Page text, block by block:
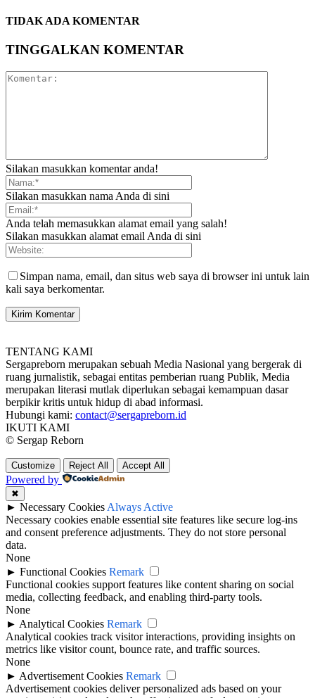
TIDAK ADA KOMENTAR
TINGGALKAN KOMENTAR
Silakan masukkan komentar anda!
Silakan masukkan nama Anda di sini
Anda telah memasukkan alamat email yang salah!
Silakan masukkan alamat email Anda di sini
Simpan nama, email, dan situs web saya di browser ini untuk lain
kali saya berkomentar.
TENTANG KAMI
Sergapreborn merupakan sebuah Media Nasional yang bergerak di
ruang jurnalistik, sebagai entitas pemberian ruang Publik, Media
merupakan literasi mutlak diperlukan sebagai kemampuan dasar
berpikir kritis untuk hidup di abad informasi.
Hubungi kami: contact@sergapreborn.id
IKUTI KAMI
© Sergap Reborn
Customize Reject All Accept All
Powered by
✖
► Necessary Cookies Always Active
Necessary cookies enable essential site features like secure log-ins
and consent preference adjustments. They do not store personal
data.
None
► Functional Cookies Remark
Functional cookies support features like content sharing on social
media, collecting feedback, and enabling third-party tools.
None
► Analytical Cookies Remark
Analytical cookies track visitor interactions, providing insights on
metrics like visitor count, bounce rate, and traffic sources.
None
► Advertisement Cookies Remark
Advertisement cookies deliver personalized ads based on your